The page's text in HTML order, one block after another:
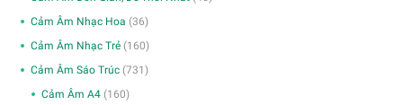
Cảm Âm Nhạc Hoa (36)
Cảm Âm Nhạc Trẻ (160)
Cảm Âm Sáo Trúc (731)
Cảm Âm A4 (160)